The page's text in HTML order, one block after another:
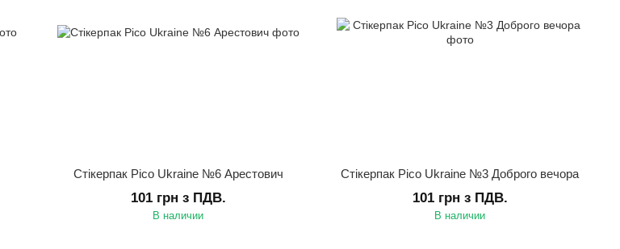
Стікерпак Pico Ukraine №6 Арестович
101 грн з ПДВ.
В наличии
Стікерпак Pico Ukraine №3 Доброго вечора
101 грн з ПДВ.
В наличии